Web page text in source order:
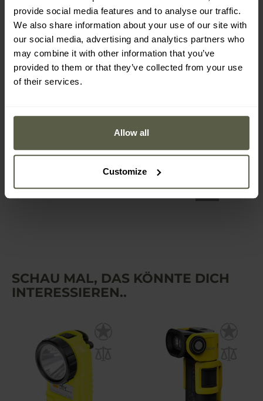
provide social media features and to analyse our traffic.
We also share information about your use of our site with
our social media, advertising and analytics partners who
may combine it with other information that you’ve
provided to them or that they’ve collected from your use
of their services.
Allow all
Customize
Nicht auf Lager
NightSearcher - SafATEX
Winkeltaschenlampe -
Versand:Nicht auf Lager
68,96 €
SCHAU MAL, DAS KÖNNTE DICH
INTERESSIEREN..